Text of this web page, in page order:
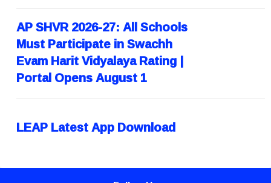
AP SHVR 2026-27: All Schools
Must Participate in Swachh
Evam Harit Vidyalaya Rating |
Portal Opens August 1
LEAP Latest App Download